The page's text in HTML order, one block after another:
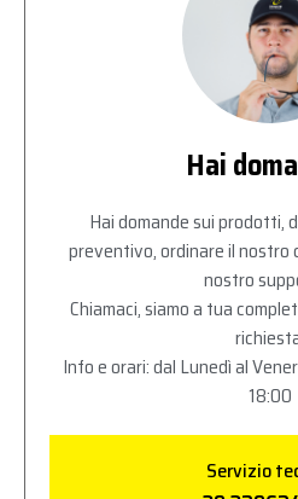
Hai
Hai domande sui prodotti,
preventivo, ordinare il
nostro
Chiamaci, siamo a tua
Info e orari: dal Lunedì al
18:00
Servizio